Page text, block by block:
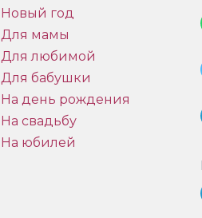
Новый год
Для мамы
Для любимой
Для бабушки
На день рождения
На свадьбу
На юбилей